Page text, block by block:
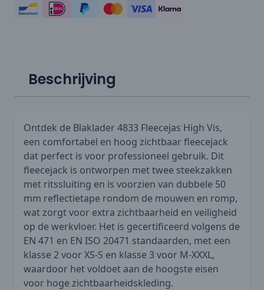
Beschrijving
Ontdek de Blaklader 4833 Fleecejas High Vis,
een comfortabel en hoog zichtbaar fleecejack
dat perfect is voor professioneel gebruik. Dit
fleecejack is ontworpen met twee steekzakken
met ritssluiting en is voorzien van dubbele 50
mm reflectietape rondom de mouwen en romp,
wat zorgt voor extra zichtbaarheid en veiligheid
op de werkvloer. Het is gecertificeerd volgens de
EN 471 en EN ISO 20471 standaarden, met een
klasse 2 voor XS-S en klasse 3 voor M-XXXL,
waardoor het voldoet aan de hoogste eisen
voor hoge zichtbaarheidskleding.